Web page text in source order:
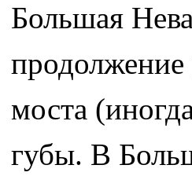
Большая
моста
губы. В